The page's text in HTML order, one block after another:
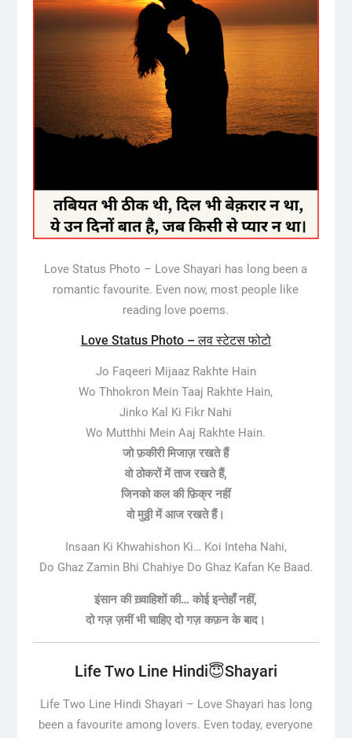
Love Status Photo – Love Shayari has long been a
romantic favourite. Even now, most people like
reading love poems.
Love Status Photo – लव स्टेटस फोटो
Jo Faqeeri Mijaaz Rakhte Hain
Wo Thhokron Mein Taaj Rakhte Hain,
Jinko Kal Ki Fikr Nahi
Wo Mutthhi Mein Aaj Rakhte Hain.
जो फ़कीरी मिजाज़ रखते हैं
वो ठोकरों में ताज रखते हैं,
जिनको कल की फ़िक्र नहीं
वो मुठ्ठी में आज रखते हैं।
Insaan Ki Khwahishon Ki… Koi Inteha Nahi,
Do Ghaz Zamin Bhi Chahiye Do Ghaz Kafan Ke Baad.
इंसान की ख़्वाहिशों की… कोई इन्तेहाँ नहीं,
दो गज़ ज़मीं भी चाहिए दो गज़ कफ़न के बाद।
Life Two Line Hindi😇Shayari
Life Two Line Hindi Shayari – Love Shayari has long
been a favourite among lovers. Even today, everyone